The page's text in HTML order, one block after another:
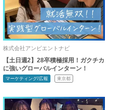
株式会社アンビエントナビ
【土日週2】28卒積極採用！ガクチカ
に強いグローバルインターン！
マーケティング/広報 東京都